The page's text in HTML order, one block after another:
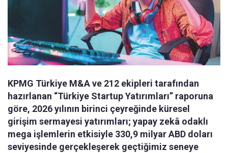
KPMG Türkiye M&A ve 212 ekipleri tarafından
hazırlanan “Türkiye Startup Yatırımları” raporuna
göre, 2026 yılının birinci çeyreğinde küresel
girişim sermayesi yatırımları; yapay zekâ odaklı
mega işlemlerin etkisiyle 330,9 milyar ABD doları
seviyesinde gerçekleşerek geçtiğimiz seneye